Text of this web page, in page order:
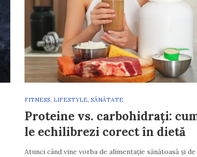
FITNESS, LIFESTYLE, SĂNĂTATE
Proteine vs. carbohidrați:
le echilibrezi corect în dietă
Atunci când vine vorba de alimentație sănătoasă și de